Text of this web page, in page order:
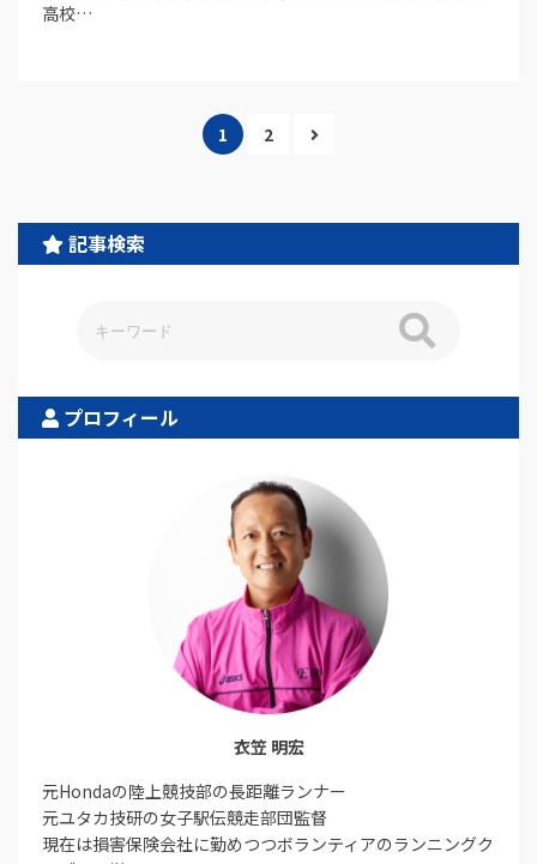
高校…
1 2
記事検索
プロフィール
衣笠 明宏
元Hondaの陸上競技部の長距離ランナー
元ユタカ技研の女子駅伝競走部団監督
現在は損害保険会社に勤めつつボランティアのランニングク